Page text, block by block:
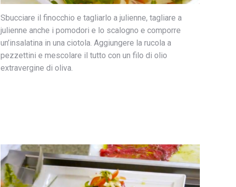
Sbucciare il finocchio e tagliarlo a julienne, tagliare a
julienne anche i pomodori e lo scalogno e comporre
un’insalatina in una ciotola. Aggiungere la rucola a
pezzettini e mescolare il tutto con un filo di olio
extravergine di oliva.